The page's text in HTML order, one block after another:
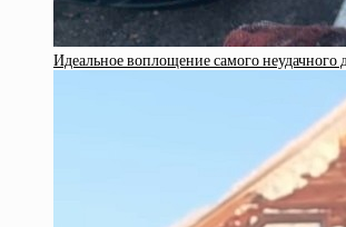
Идеальное воплощение самого неудачного